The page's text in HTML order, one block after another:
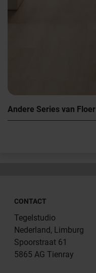
Andere Series van Floer
CONTACT
Tegelstudio
Nederland, Limburg
Spoorstraat 61
5865 AG Tienray